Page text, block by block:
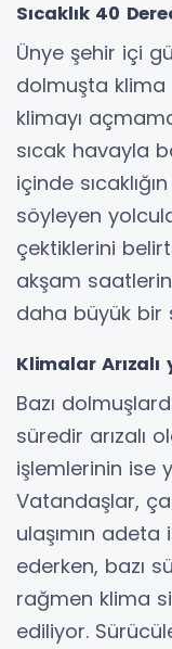
Sıcaklık 40
Ünye şehir içi
dolmuşta klima
klimayı
sıcak havayla
içinde
söyleyen
çektiklerini
akşam
daha büyük bir
Klimalar
Bazı
süredir arızalı
işlemlerinin ise
Vatandaşlar,
ulaşımın
ederken, bazı
rağmen klima
ediliyor.